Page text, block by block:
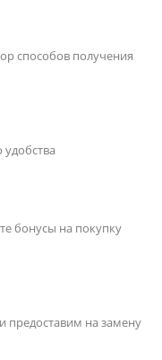
способов получения
бонусы на покупку
на замену